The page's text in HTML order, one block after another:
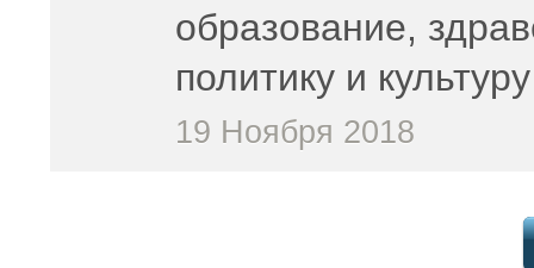
образование,
политику и культуру
19 Ноября 2018